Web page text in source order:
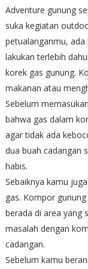
Adventure gunung
suka kegiatan
petualanganmu, ada
lakukan terlebih
korek gas gunung.
makanan atau
Sebelum
bahwa gas dalam
agar tidak ada
dua buah cadangan
habis.
Sebaiknya kamu
gas. Kompor
berada di area yang
masalah dengan
cadangan.
Sebelum kamu